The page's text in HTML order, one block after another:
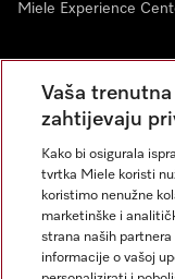
Miele Experience
Newsletter
Vaša
zahtijevaju
Kako bi osigurala
tvrtka Miele koristi
koristimo nenužne
marketinške i
strana naših
informacije o vašoj